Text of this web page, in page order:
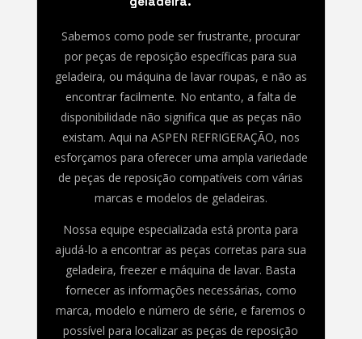
Sabemos como pode ser frustrante, procurar
por peças de reposição específicas para sua
geladeira, ou máquina de lavar roupas, e não as
encontrar facilmente. No entanto, a falta de
disponibilidade não significa que as peças não
existam. Aqui na ASPEN REFRIGERAÇÃO, nos
esforçamos para oferecer uma ampla variedade
de peças de reposição compatíveis com várias
marcas e modelos de geladeiras.
Nossa equipe especializada está pronta para
ajudá-lo a encontrar as peças corretas para sua
geladeira, freezer e máquina de lavar. Basta
fornecer as informações necessárias, como
marca, modelo e número de série, e faremos o
possível para localizar as peças de reposição